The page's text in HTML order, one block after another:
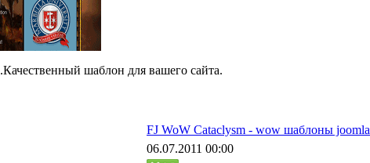
.Качественный шаблон для вашего сайта.
FJ WoW Cataclysm - wow шаблоны joomla
06.07.2011 00:00